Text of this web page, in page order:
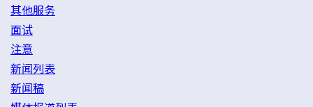
其他服务
面试
注意
新闻列表
新闻稿